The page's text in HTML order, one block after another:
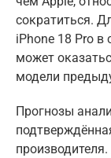
сократиться.
iPhone 18 Pro в
может
модели
Прогнозы